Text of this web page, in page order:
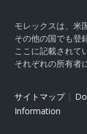
モレックスは、米
その他の国でも登
ここに記載されて
それぞれの所有者
サイトマップ|
Information